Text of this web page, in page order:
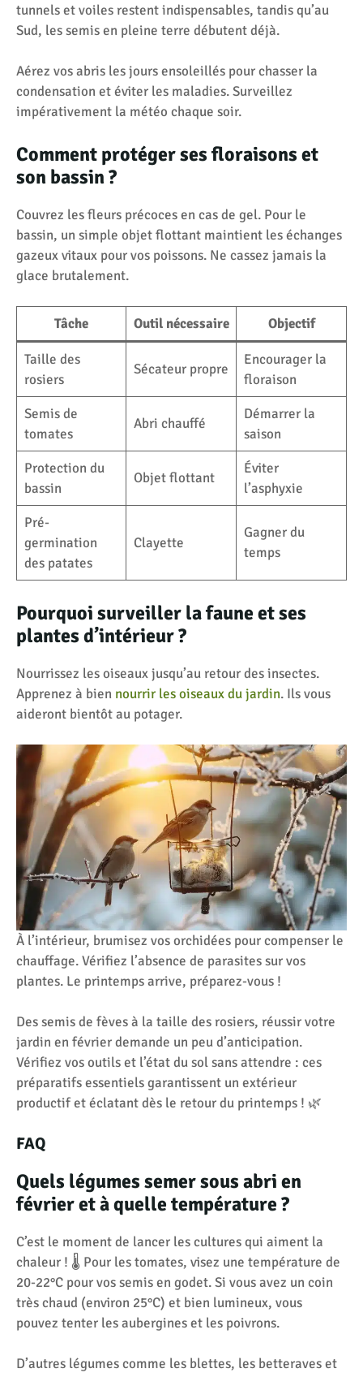
tunnels et voiles restent indispensables, tandis qu’au
Sud, les semis en pleine terre débutent déjà.
Aérez vos abris les jours ensoleillés pour chasser la
condensation et éviter les maladies. Surveillez
impérativement la météo chaque soir.
Comment protéger ses floraisons et
son bassin ?
Couvrez les fleurs précoces en cas de gel. Pour le
bassin, un simple objet flottant maintient les échanges
gazeux vitaux pour vos poissons. Ne cassez jamais la
glace brutalement.
Tâche Outil nécessaire Objectif
Taille des
rosiers
Sécateur propre
Encourager la
floraison
Semis de
tomates
Abri chauffé
Démarrer la
saison
Protection du
bassin
Objet flottant
Éviter
l’asphyxie
Pré-
germination
des patates
Clayette
Gagner du
temps
Pourquoi surveiller la faune et ses
plantes d’intérieur ?
Nourrissez les oiseaux jusqu’au retour des insectes.
Apprenez à bien nourrir les oiseaux du jardin. Ils vous
aideront bientôt au potager.
À l’intérieur, brumisez vos orchidées pour compenser le
chauffage. Vérifiez l’absence de parasites sur vos
plantes. Le printemps arrive, préparez-vous !
Des semis de fèves à la taille des rosiers, réussir votre
jardin en février demande un peu d’anticipation.
Vérifiez vos outils et l’état du sol sans attendre : ces
préparatifs essentiels garantissent un extérieur
productif et éclatant dès le retour du printemps ! 🌿
FAQ
Quels légumes semer sous abri en
février et à quelle température ?
C’est le moment de lancer les cultures qui aiment la
chaleur ! 🌡️ Pour les tomates, visez une température de
20-22°C pour vos semis en godet. Si vous avez un coin
très chaud (environ 25°C) et bien lumineux, vous
pouvez tenter les aubergines et les poivrons.
D’autres légumes comme les blettes, les betteraves et